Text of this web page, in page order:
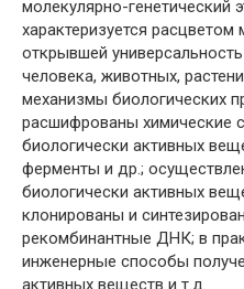
молекулярно-генетический
характеризуется
открывшей
человека, животных,
механизмы биологических
расшифрованы химические
биологически активных
ферменты и др.;
биологически активных
клонированы и
рекомбинантные ДНК; в
инженерные способы
активных веществ и т.д.